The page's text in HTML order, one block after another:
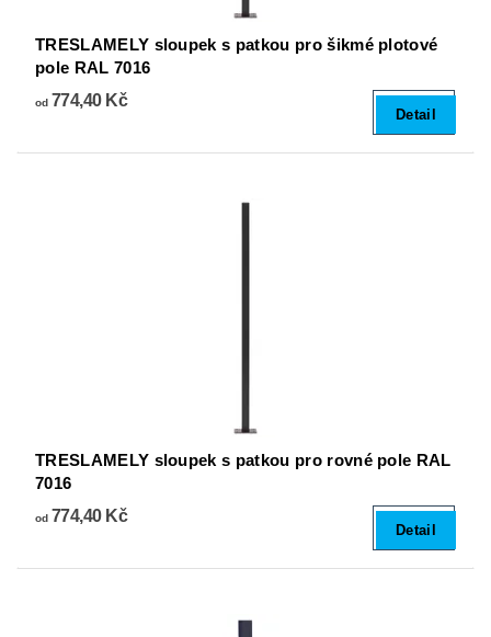
TRESLAMELY sloupek s patkou pro šikmé plotové
pole RAL 7016
od774,40 Kč
Detail
TRESLAMELY sloupek s patkou pro rovné pole RAL
7016
od774,40 Kč
Detail